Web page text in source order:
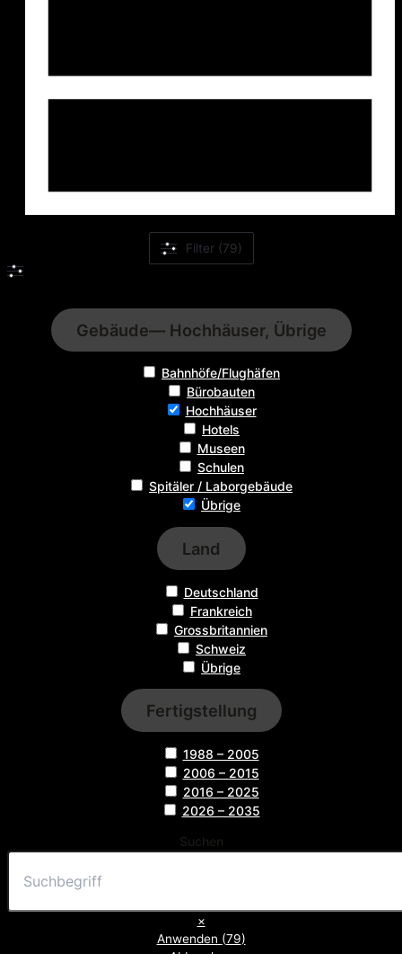
Filter (79)
Gebäude— Hochhäuser, Übrige
Bahnhöfe/Flughäfen
Bürobauten
Hochhäuser
Hotels
Museen
Schulen
Spitäler / Laborgebäude
Übrige
Land
Deutschland
Frankreich
Grossbritannien
Schweiz
Übrige
Fertigstellung
1988 – 2005
2006 – 2015
2016 – 2025
2026 – 2035
Suchen
×
Anwenden (79)